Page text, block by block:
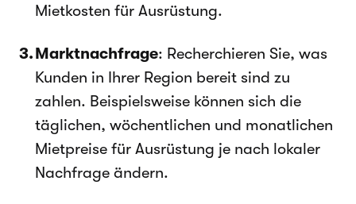
Mietkosten für Ausrüstung.
Marktnachfrage: Recherchieren Sie, was
Kunden in Ihrer Region bereit sind zu
zahlen. Beispielsweise können sich die
täglichen, wöchentlichen und monatlichen
Mietpreise für Ausrüstung je nach lokaler
Nachfrage ändern.